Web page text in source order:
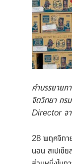
คำบรรยายภ
จิตวิทยา กร
Director จา
28 พฤศจิกา
นอน สเปเชีย